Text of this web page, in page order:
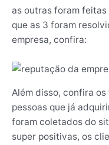
as outras foram feitas
que as 3 foram
empresa, confira:
Além disso, confira
pessoas que já
foram coletados do
super positivas, os